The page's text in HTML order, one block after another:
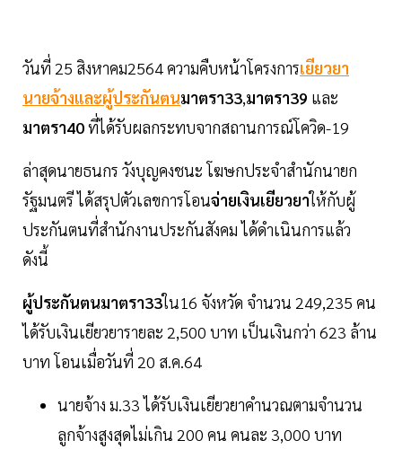
วันที่ 25 สิงหาคม2564 ความคืบหน้าโครงการเยียวยา
นายจ้างและผู้ประกันตนมาตรา33,มาตรา39 และ
มาตรา40ที่ได้รับผลกระทบจากสถานการณ์โควิด-19
ล่าสุดนายธนกร วังบุญคงชนะ โฆษกประจำสำนักนายก
รัฐมนตรี ได้สรุปตัวเลขการโอนจ่ายเงินเยียวยาให้กับผู้
ประกันตนที่สำนักงานประกันสังคม ได้ดำเนินการแล้ว
ดังนี้
ผู้ประกันตนมาตรา33ใน16 จังหวัด จำนวน 249,235 คน
ได้รับเงินเยียวยารายละ 2,500 บาท เป็นเงินกว่า 623 ล้าน
บาท โอนเมื่อวันที่ 20 ส.ค.64
นายจ้าง ม.33 ได้รับเงินเยียวยาคำนวณตามจำนวน
ลูกจ้างสูงสุดไม่เกิน 200 คน คนละ 3,000 บาท